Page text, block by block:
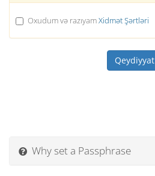
Oxudum və razıyamXidmət Şərtləri
Why set a Passphrase